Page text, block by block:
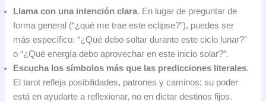
Llama con una intención clara. En lugar de preguntar de
forma general (“¿qué me trae este eclipse?”), puedes ser
más específico: “¿Qué debo soltar durante este ciclo lunar?”
o “¿Qué energía debo aprovechar en este inicio solar?”.
Escucha los símbolos más que las predicciones literales.
El tarot refleja posibilidades, patrones y caminos; su poder
está en ayudarte a reflexionar, no en dictar destinos fijos.